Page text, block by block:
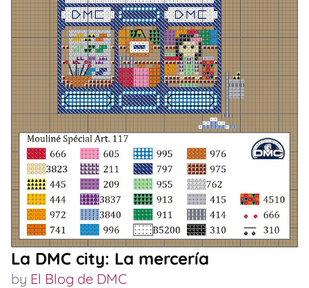
La DMC city: La mercería
by El Blog de DMC